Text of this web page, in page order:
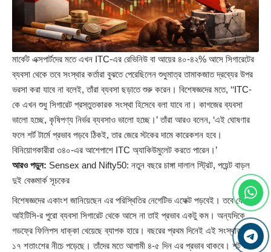
মার্কেট এক্সপার্টদের মতে এখন ITC-এর রেভিনিউ বা আয়ের ৪০-৪২% আসে সিগারেটের
ব্যবসা থেকে তবে সংস্থার কর্তারা বুঝতে পেরেছিলেন শুধুমাত্র তামাকজাত দ্রব্যের উপর
ভরসা করা যাবে না বলেই, তাঁরা ব্যবসা ছড়াতে শুরু করেন। বিশেষজ্ঞদের মতে, ‘‘ITC-
কে এখন শুধু সিগারেট প্রস্তুতকারক সংস্থা হিসেবে বলা যাবে না। কাগজের ব্যবসা
ভালো হচ্ছে, কৃষিপণ্য নির্ভর ব্যবসাও ভালো হচ্ছে।’ তাঁরা আরও বলেন, ‘এই ঘোষণার
ফলে শর্ট টার্মে প্রভাব পড়বে ঠিকই, তার জেরে স্টকের দামে কারেকশন হবে।
বিনিয়োগকারীরা ৩৪০-এর আশেপাশে ITC অ্যাকিউমুলেট করতে পারেন।’
আরও পড়ুন: Sensex and Nifty50: নতুন বছরে চাঙ্গা দালাল স্ট্রিট, পয়েন্ট বাড়ল
দুই বেঞ্চমার্ক সূচকের
বিশেষজ্ঞদের একাংশ জানিয়েছেন এর পরিস্থিতির নেগেটিভ এফেক্ট পড়বেই। তবে যেহেতু
আইটিসি-র পুরো ব্যবসা সিগারেট থেকে আসে না তাই প্রভাব একটু কম। অন্যদিকে
গডফ্রে ফিলিপস ধাক্কা খেয়েছে ব্যাপক হারে। বছরের প্রথম দিনেই এই সংস্থার স্টক
১৭ শতাংশের নীচে পড়েছে। তাঁদের মতে আগামী ৪-৫ দিন এর প্রভাব থাকবে। শর্ট টার্ম